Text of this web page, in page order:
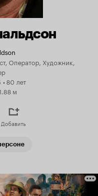
Оператор, Художник,
• 80 лет
м
Добавить